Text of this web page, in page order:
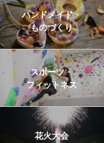
ハンドメイド・
ものづくり
スポーツ・
フィットネス
花火大会